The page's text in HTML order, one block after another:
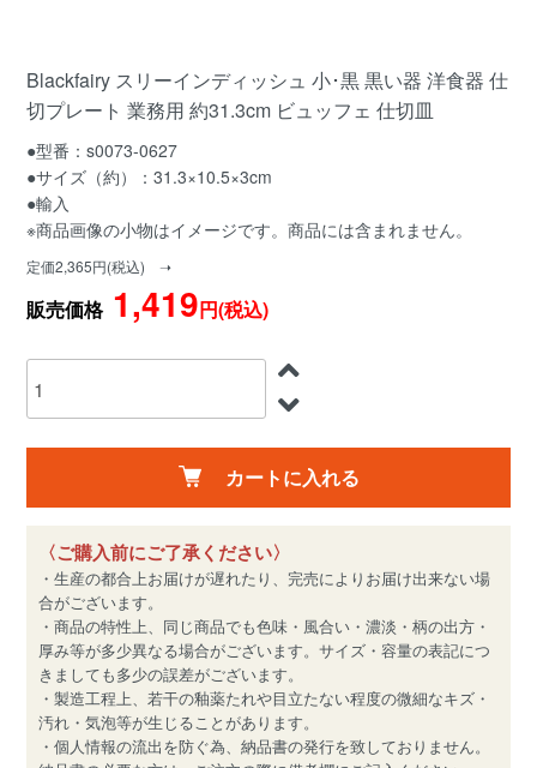
Blackfairy スリーインディッシュ 小･黒 黒い器 洋食器 仕
切プレート 業務用 約31.3cm ビュッフェ 仕切皿
●型番：s0073-0627
●サイズ（約）：31.3×10.5×3cm
●輸入
※商品画像の小物はイメージです。商品には含まれません。
定価2,365円(税込) ➝
販売価格1,419円(税込)
カートに入れる
〈ご購入前にご了承ください〉
・生産の都合上お届けが遅れたり、完売によりお届け出来ない場
合がございます。
・商品の特性上、同じ商品でも色味・風合い・濃淡・柄の出方・
厚み等が多少異なる場合がございます。サイズ・容量の表記につ
きましても多少の誤差がございます。
・製造工程上、若干の釉薬たれや目立たない程度の微細なキズ・
汚れ・気泡等が生じることがあります。
・個人情報の流出を防ぐ為、納品書の発行を致しておりません。